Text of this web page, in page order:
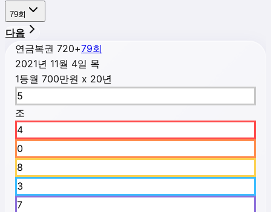
79회
다음
연금복권 720+79회
2021년 11월 4일 목
1등월 700만원 x 20년
5
조
4
0
8
3
7